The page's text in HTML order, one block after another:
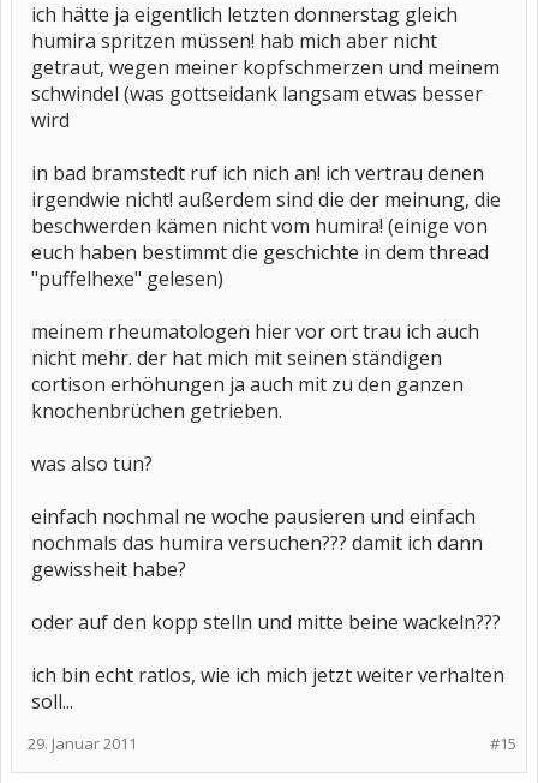
ich hätte ja eigentlich letzten donnerstag gleich
humira spritzen müssen! hab mich aber nicht
getraut, wegen meiner kopfschmerzen und meinem
schwindel (was gottseidank langsam etwas besser
wird
in bad bramstedt ruf ich nich an! ich vertrau denen
irgendwie nicht! außerdem sind die der meinung, die
beschwerden kämen nicht vom humira! (einige von
euch haben bestimmt die geschichte in dem thread
"puffelhexe" gelesen)
meinem rheumatologen hier vor ort trau ich auch
nicht mehr. der hat mich mit seinen ständigen
cortison erhöhungen ja auch mit zu den ganzen
knochenbrüchen getrieben.
was also tun?
einfach nochmal ne woche pausieren und einfach
nochmals das humira versuchen??? damit ich dann
gewissheit habe?
oder auf den kopp stelln und mitte beine wackeln???
ich bin echt ratlos, wie ich mich jetzt weiter verhalten
soll...
#15
29. Januar 2011